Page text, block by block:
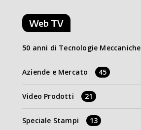
Web TV
50 anni di Tecnologie Meccaniche
Aziende e Mercato 45
Video Prodotti 21
Speciale Stampi 13